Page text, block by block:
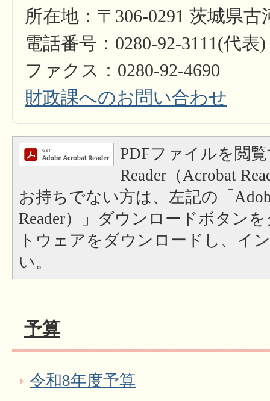
所在地：〒306-0291 茨城県
電話番号：0280-92-3111(代表)
ファクス：0280-92-4690
財政課へのお問い合わせ
PDFファイルを閲
Reader（Acrobat
お持ちでない方は、左記の「
Reader）」ダウンロードボタン
トウェアをダウンロードし、イ
い。
予算
令和8年度予算